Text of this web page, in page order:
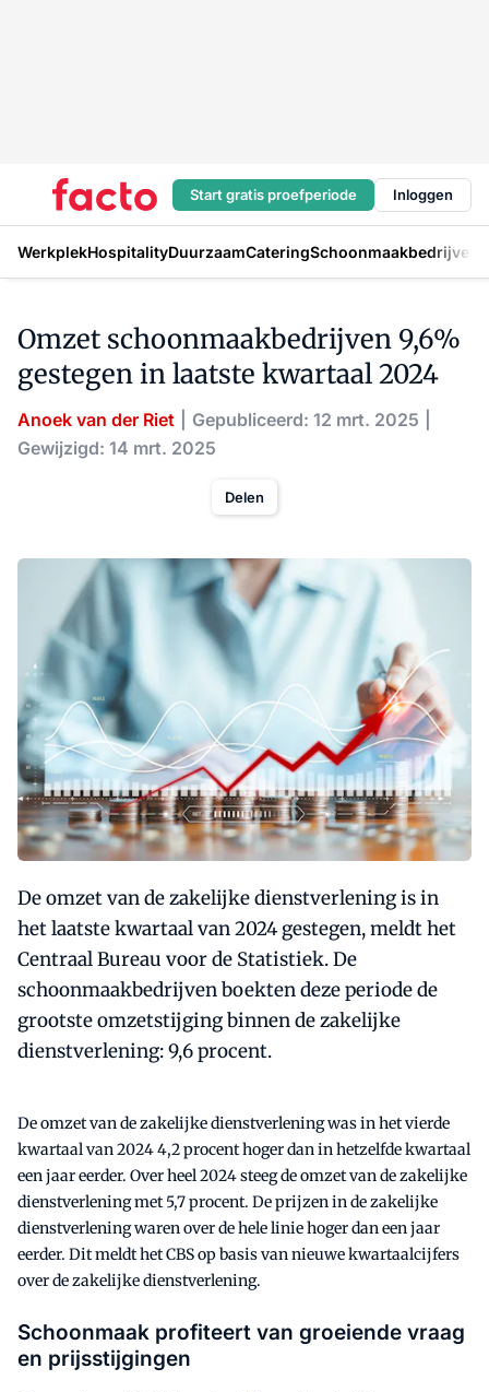
Start gratis proefperiode Inloggen
WerkplekHospitalityDuurzaamCateringSchoonmaakbedrijven
Omzet schoonmaakbedrijven 9,6%
gestegen in laatste kwartaal 2024
Anoek van der Riet
Gepubliceerd: 12 mrt. 2025
Gewijzigd: 14 mrt. 2025
Delen
De omzet van de zakelijke dienstverlening is in
het laatste kwartaal van 2024 gestegen, meldt het
Centraal Bureau voor de Statistiek. De
schoonmaakbedrijven boekten deze periode de
grootste omzetstijging binnen de zakelijke
dienstverlening: 9,6 procent.
De omzet van de zakelijke dienstverlening was in het vierde
kwartaal van 2024 4,2 procent hoger dan in hetzelfde kwartaal
een jaar eerder. Over heel 2024 steeg de omzet van de zakelijke
dienstverlening met 5,7 procent. De prijzen in de zakelijke
dienstverlening waren over de hele linie hoger dan een jaar
eerder. Dit meldt het CBS op basis van nieuwe kwartaalcijfers
over de zakelijke dienstverlening.
Schoonmaak profiteert van groeiende vraag
en prijsstijgingen